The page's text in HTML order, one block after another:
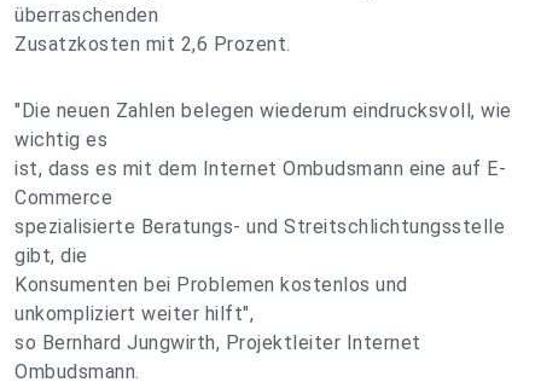
überraschenden
Zusatzkosten mit 2,6 Prozent.
"Die neuen Zahlen belegen wiederum eindrucksvoll, wie
wichtig es
ist, dass es mit dem Internet Ombudsmann eine auf E-
Commerce
spezialisierte Beratungs- und Streitschlichtungsstelle
gibt, die
Konsumenten bei Problemen kostenlos und
unkompliziert weiter hilft",
so Bernhard Jungwirth, Projektleiter Internet
Ombudsmann.